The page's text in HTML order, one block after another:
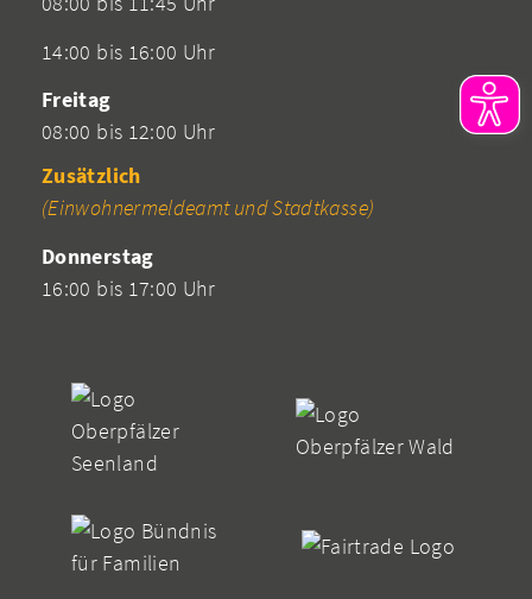
14:00 bis 16:00 Uhr
Freitag
08:00 bis 12:00 Uhr
Zusätzlich
(Einwohnermeldeamt und Stadtkasse)
Donnerstag
16:00 bis 17:00 Uhr